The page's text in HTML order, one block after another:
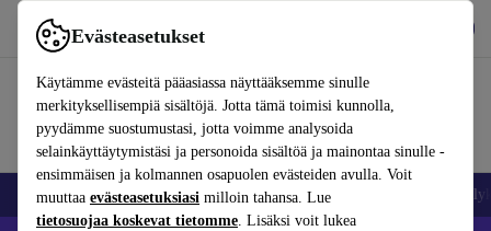
Evästeasetukset
Käytämme evästeitä pääasiassa näyttääksemme sinulle
merkityksellisempiä sisältöjä. Jotta tämä toimisi kunnolla,
pyydämme suostumustasi, jotta voimme analysoida
selainkäyttäytymistäsi ja personoida sisältöä ja mainontaa sinulle -
ensimmäisen ja kolmannen osapuolen evästeiden avulla. Voit
muuttaa evästeasetuksiasi milloin tahansa. Lue
tietosuojaa koskevat tietomme. Lisäksi voit lukea
Käytä refurbed-palvelua nopeasti ja helposti
Matkapuhelimet ja älypuhelimet Kannettavat tietokoneet